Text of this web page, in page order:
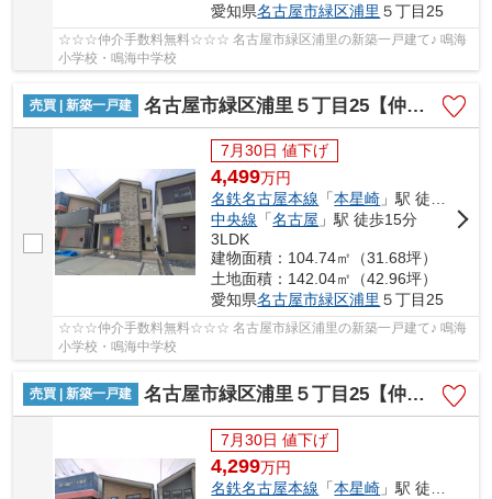
愛知県名古屋市緑区浦里 ５丁目25
☆☆☆仲介手数料無料☆☆☆ 名古屋市緑区浦里の新築一戸建て♪ 鳴海
小学校・鳴海中学校
売買 | 新築一戸建 名古屋市緑区浦里５丁目25【仲介手数料無料】新築一戸建て 2号棟
7月30日 値下げ
4,499万円
名鉄名古屋本線 「本星崎 」駅 徒歩10分
中央線 「名古屋 」駅 徒歩15分
3LDK
建物面積：104.74㎡（31.68坪）
土地面積：142.04㎡（42.96坪）
愛知県名古屋市緑区浦里 ５丁目25
☆☆☆仲介手数料無料☆☆☆ 名古屋市緑区浦里の新築一戸建て♪ 鳴海
小学校・鳴海中学校
売買 | 新築一戸建 名古屋市緑区浦里５丁目25【仲介手数料無料】新築一戸建て 3号棟
7月30日 値下げ
4,299万円
名鉄名古屋本線 「本星崎 」駅 徒歩10分